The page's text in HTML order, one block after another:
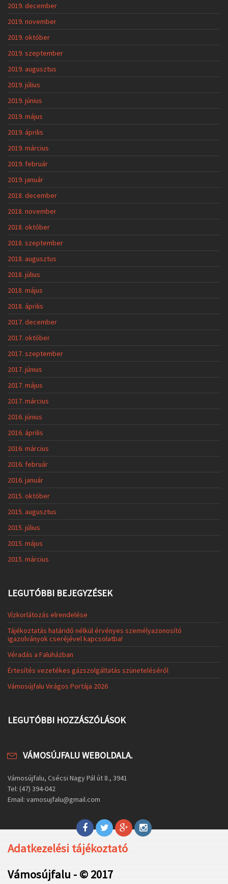
2019. december
2019. november
2019. október
2019. szeptember
2019. augusztus
2019. július
2019. június
2019. május
2019. április
2019. március
2019. február
2019. január
2018. december
2018. november
2018. október
2018. szeptember
2018. augusztus
2018. július
2018. május
2018. április
2017. december
2017. október
2017. szeptember
2017. június
2017. május
2017. március
2016. június
2016. április
2016. március
2016. február
2016. január
2015. október
2015. augusztus
2015. július
2015. május
2015. március
LEGUTÓBBI BEJEGYZÉSEK
Vízkorlátozás elrendelése
Tájékoztatás határidő nélkül érvényes személyazonosító
igazolványok cseréjével kapcsolatba!
Véradás a Faluházban
Értesítés vezetékes gázszolgáltatás szüneteléséről
Vámosújfalu Virágos Portája 2026
LEGUTÓBBI HOZZÁSZÓLÁSOK
VÁMOSÚJFALU WEBOLDALA.
Vámosújfalu, Csécsi Nagy Pál út 8., 3941
Tel: (47) 394-042
Email: vamosujfalu@gmail.com
Adatkezelési tájékoztató
Vámosújfalu - © 2017